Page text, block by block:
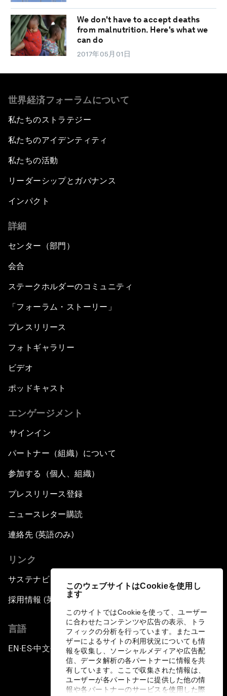
このウェブサイトはCookieを使用し
ます
このサイトではCookieを使って、ユーザー
に合わせたコンテンツや広告の表示、トラ
フィックの分析を行っています。またユー
ザーによるサイトの利用状況についても情
報を収集し、ソーシャルメディアや広告配
信、データ解析の各パートナーに情報を共
有しています。ここで収集された情報は、
ユーザーが各パートナーに提供した他の情
報や各パートナーのサービスを使用した際
We don't have to accept deaths
from malnutrition. Here's what we
can do
2017年05月01日
世界経済フォーラムについて
私たちのストラテジー
私たちのアイデンティティ
私たちの活動
リーダーシップとガバナンス
インパクト
詳細
センター（部門）
会合
ステークホルダーのコミュニティ
「フォーラム・ストーリー」
プレスリリース
フォトギャラリー
ビデオ
ポッドキャスト
エンゲージメント
サインイン
パートナー（組織）について
参加する（個人、組織）
プレスリリース登録
ニュースレター購読
連絡先 (英語のみ)
リンク
サステナビリティへの取り組み
採用情報 (英語のみ)
言語
EN ▪ES▪中文▪ 日本語